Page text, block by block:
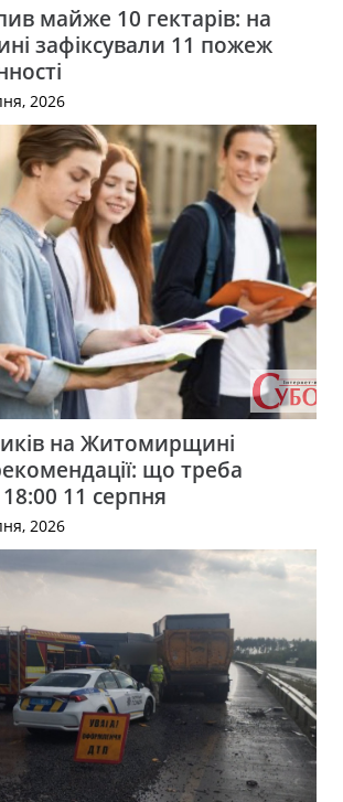
майже 10 гектарів: на
зафіксували 11 пожеж
2026
на Житомирщині
що треба
11 серпня
2026